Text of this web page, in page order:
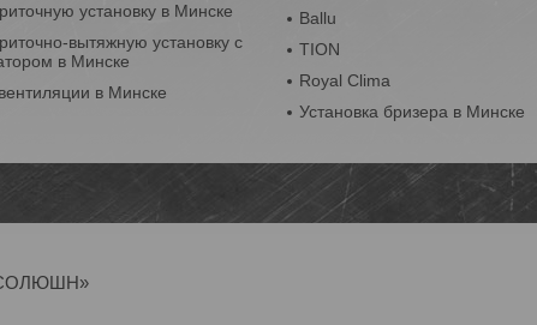
установку в Минске
вытяжную установку с
в Минске
в Минске
Ballu
TION
Royal Clima
Установка бризера в Минске
СОЛЮШН»